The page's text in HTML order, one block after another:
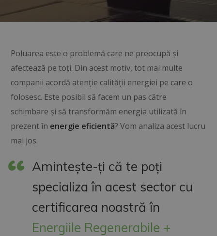
Poluarea este o problemă care ne preocupă și
afectează pe toți. Din acest motiv, tot mai multe
companii acordă atenție calității energiei pe care o
folosesc. Este posibil să facem un pas către
schimbare și să transformăm energia utilizată în
prezent în energie eficientă? Vom analiza acest lucru
mai jos.
Amintește-ți că te poți
specializa în acest sector cu
certificarea noastră în
Energiile Regenerabile +